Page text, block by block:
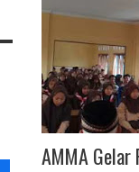
AMMA Gelar